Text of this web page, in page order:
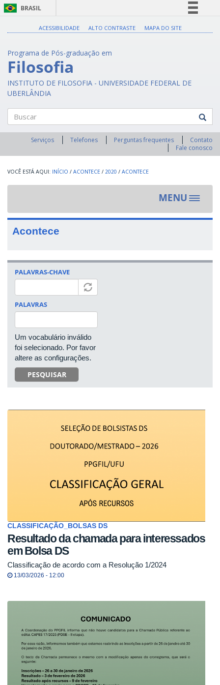
BRASIL
Legislação
ACESSIBILIDADE ALTO CONTRASTE MAPA DO SITE
Programa de Pós-graduação em
Filosofia
INSTITUTO DE FILOSOFIA - UNIVERSIDADE FEDERAL DE
UBERLÂNDIA
Buscar
Serviços Telefones Perguntas frequentes
Contato
Fale conosco
INÍCIO / ACONTECE / 2020 / ACONTECE
MENU
Toggle
Acontece
PALAVRAS-CHAVE
PALAVRAS
Um vocabulário inválido
foi selecionado. Por favor
altere as configurações.
PESQUISAR
CLASSIFICAÇÃO_BOLSAS DS
Resultado da chamada para interessados
em Bolsa DS
Classificação de acordo com a Resolução 1/2024
13/03/2026 - 12:00